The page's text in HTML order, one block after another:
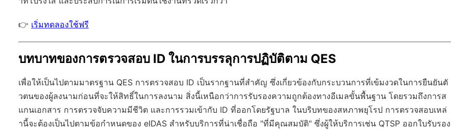
👉 เริ่มทดลองใช้ฟรี
บทบาทของการตรวจสอบ ID ในการบรรลุการปฏิบัติตาม QES
เพื่อให้เป็นไปตามมาตรฐาน QES การตรวจสอบ ID เป็นรากฐานที่สำคัญ ซึ่งเกี่ยวข้องกับกระบวนการที่เข้มงวดในการยืนยันตั
วตนของผู้ลงนามก่อนที่จะให้สิทธิ์ในการลงนาม สิ่งนี้เหนือกว่าการรับรองความถูกต้องทางอีเมลขั้นพื้นฐาน โดยรวมถึงการส
แกนเอกสาร การตรวจจับความมีชีวิต และการรวมเข้ากับ ID ที่ออกโดยรัฐบาล ในบริบทของสหภาพยุโรป การตรวจสอบเหล่
านี้จะต้องเป็นไปตามข้อกำหนดของ eIDAS สำหรับบริการที่น่าเชื่อถือ "ที่มีคุณสมบัติ" ซึ่งผู้ให้บริการเช่น QTSP ออกใบรับรอง